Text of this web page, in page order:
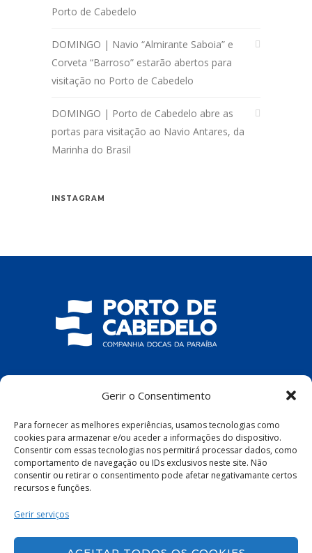
Gerir o Consentimento
Para fornecer as melhores experiências, usamos tecnologias como
cookies para armazenar e/ou aceder a informações do dispositivo.
Consentir com essas tecnologias nos permitirá processar dados, como
comportamento de navegação ou IDs exclusivos neste site. Não
consentir ou retirar o consentimento pode afetar negativamante certos
recursos e funções.
Gerir serviços
Porto de Cabedelo
DOMINGO | Navio “Almirante Saboia” e
Corveta “Barroso” estarão abertos para
visitação no Porto de Cabedelo
DOMINGO | Porto de Cabedelo abre as
portas para visitação ao Navio Antares, da
Marinha do Brasil
INSTAGRAM
COMPANHIA DOCAS DA PARAÍBA
– PB, 58100-100
Política de Privacidade